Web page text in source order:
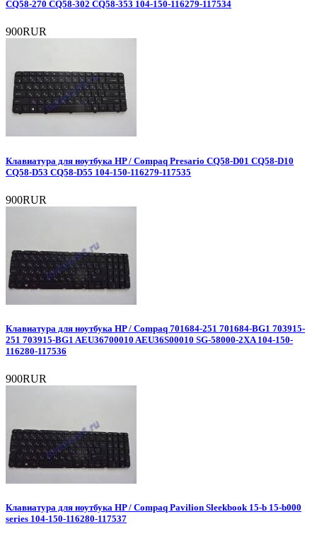
CQ58-270 CQ58-302 CQ58-353 104-150-116279-117534
900RUR
Клавиатура для ноутбука HP / Compaq Presario CQ58-D01 CQ58-D10
CQ58-D53 CQ58-D55 104-150-116279-117535
900RUR
Клавиатура для ноутбука HP / Compaq 701684-251 701684-BG1 703915-
251 703915-BG1 AEU36700010 AEU36S00010 SG-58000-2XA 104-150-
116280-117536
900RUR
Клавиатура для ноутбука HP / Compaq Pavilion Sleekbook 15-b 15-b000
series 104-150-116280-117537